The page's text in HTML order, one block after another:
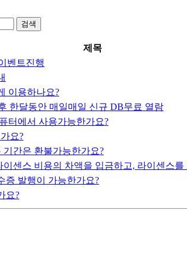
검색
제목
벤트진행
이용하나요?
한달동안 매일매일 신규 DB무료 열람
터에서 사용가능한가요?
요?
간은 환불가능한가요?
이센스 비용의 차액을 입금하고, 라이센스
증 발행이 가능한가요?
요?